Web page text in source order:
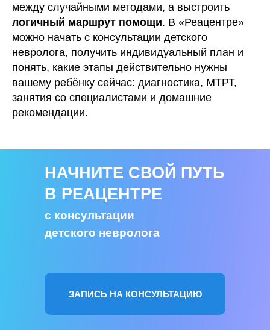
между случайными методами, а выстроить
логичный маршрут помощи. В «Реацентре»
можно начать с консультации детского
невролога, получить индивидуальный план и
понять, какие этапы действительно нужны
вашему ребёнку сейчас: диагностика, МТРТ,
занятия со специалистами и домашние
рекомендации.
ЗАПИСЬ НА КОНСУЛЬТАЦИЮ
НАЧНИТЕ СВОЙ ПУТЬ
В РЕАЦЕНТРЕ
с консультации
детского невролога